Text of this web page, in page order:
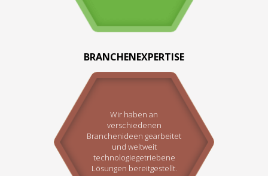
BRANCHENEXPERTISE
Wir haben an
verschiedenen
Branchenideen gearbeitet
und weltweit
technologiegetriebene
Lösungen bereitgestellt.